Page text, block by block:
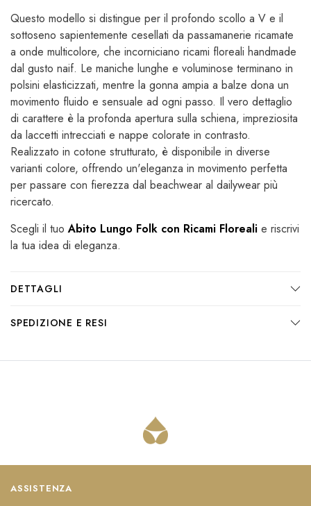
Questo modello si distingue per il profondo scollo a V e il
sottoseno sapientemente cesellati da passamanerie ricamate
a onde multicolore, che incorniciano ricami floreali handmade
dal gusto naif. Le maniche lunghe e voluminose terminano in
polsini elasticizzati, mentre la gonna ampia a balze dona un
movimento fluido e sensuale ad ogni passo. Il vero dettaglio
di carattere è la profonda apertura sulla schiena, impreziosita
da laccetti intrecciati e nappe colorate in contrasto.
Realizzato in cotone strutturato, è disponibile in diverse
varianti colore, offrendo un'eleganza in movimento perfetta
per passare con fierezza dal beachwear al dailywear più
ricercato.
Scegli il tuoAbito Lungo Folk con Ricami Floreali e riscrivi
la tua idea di eleganza.
DETTAGLI
SPEDIZIONE E RESI
ASSISTENZA